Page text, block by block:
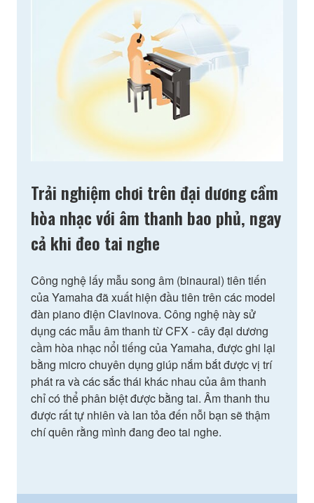
Trải nghiệm chơi trên đại dương cầm
hòa nhạc với âm thanh bao phủ, ngay
cả khi đeo tai nghe
Công nghệ lấy mẫu song âm (binaural) tiên tiến
của Yamaha đã xuất hiện đầu tiên trên các model
đàn piano điện Clavinova. Công nghệ này sử
dụng các mẫu âm thanh từ CFX - cây đại dương
cầm hòa nhạc nổi tiếng của Yamaha, được ghi lại
bằng micro chuyên dụng giúp nắm bắt được vị trí
phát ra và các sắc thái khác nhau của âm thanh
chỉ có thể phân biệt được bằng tai. Âm thanh thu
được rất tự nhiên và lan tỏa đến nỗi bạn sẽ thậm
chí quên rằng mình đang đeo tai nghe.